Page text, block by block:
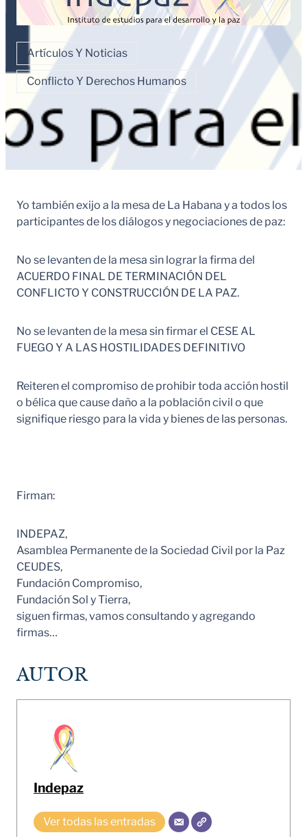
Artículos Y Noticias
Conflicto Y Derechos Humanos
Yo también exijo a la mesa de La Habana y a todos los
participantes de los diálogos y negociaciones de paz:
No se levanten de la mesa sin lograr la firma del
ACUERDO FINAL DE TERMINACIÓN DEL
CONFLICTO Y CONSTRUCCIÓN DE LA PAZ.
No se levanten de la mesa sin firmar el CESE AL
FUEGO Y A LAS HOSTILIDADES DEFINITIVO
Reiteren el compromiso de prohibir toda acción hostil
o bélica que cause daño a la población civil o que
signifique riesgo para la vida y bienes de las personas.
Firman:
INDEPAZ,
Asamblea Permanente de la Sociedad Civil por la Paz
CEUDES,
Fundación Compromiso,
Fundación Sol y Tierra,
siguen firmas, vamos consultando y agregando
firmas…
AUTOR
Indepaz
Ver todas las entradas